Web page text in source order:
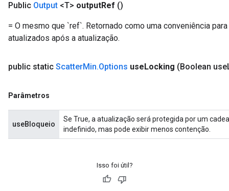
Public Output <T> outputRef ()
= O mesmo que `ref`. Retornado como uma conveniência
atualizados após a atualização.
public static ScatterMin.Options use Locking (Boolean use
Parâmetros
useBloqueio
Se True, a atualização será protegida por um
indefinido, mas pode exibir menos contenção.
Isso foi útil?